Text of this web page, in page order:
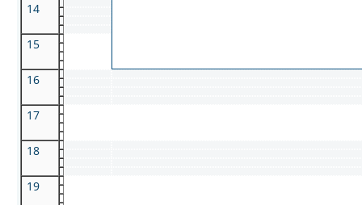
14
15
16
17
18
19